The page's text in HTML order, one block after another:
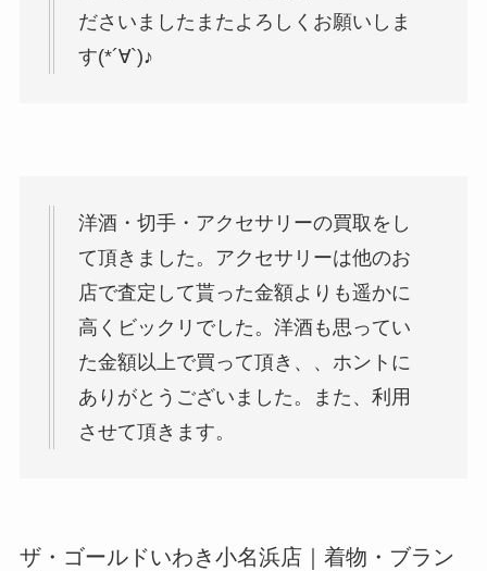
ださいました︎またよろしくお願いしま
す(*´∀`)♪
洋酒・切手・アクセサリーの買取をし
て頂きました。アクセサリーは他のお
店で査定して貰った金額よりも遥かに
高くビックリでした。洋酒も思ってい
た金額以上で買って頂き、、ホントに
ありがとうございました。また、利用
させて頂きます。
ザ・ゴールドいわき小名浜店｜着物・ブラン